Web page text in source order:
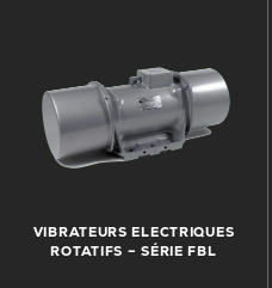
VIBRATEURS ELECTRIQUES
ROTATIFS – SÉRIE FBL